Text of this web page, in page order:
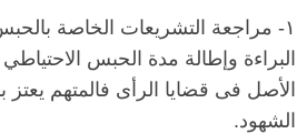
البراءة وإطالة مدة الحبس
الأصل فى قضايا الرأى فالمتهم يعتز
الشهود.